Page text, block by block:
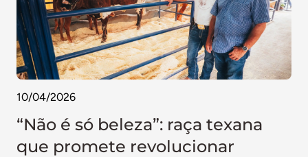
10/04/2026
“Não é só beleza”: raça texana
que promete revolucionar